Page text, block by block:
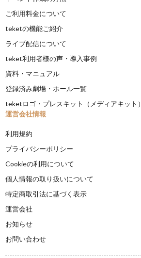
ご利用料金について
teketの機能ご紹介
ライブ配信について
teket利用者様の声・導入事例
資料・マニュアル
登録済み劇場・ホール一覧
teketロゴ・プレスキット（メディアキット）
運営会社情報
利用規約
プライバシーポリシー
Cookieの利用について
個人情報の取り扱いについて
特定商取引法に基づく表示
運営会社
お知らせ
お問い合わせ